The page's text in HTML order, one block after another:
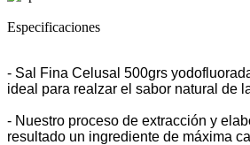
Especificaciones
- Sal Fina Celusal 500grs
ideal para realzar el sabor natural de
- Nuestro proceso de extracción y
resultado un ingrediente de máxima